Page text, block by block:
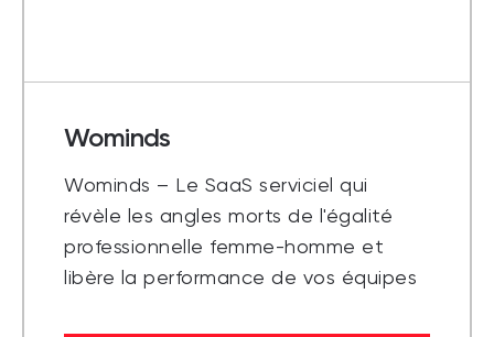
Wominds
Wominds – Le SaaS serviciel qui
révèle les angles morts de l'égalité
professionnelle femme-homme et
libère la performance de vos équipes